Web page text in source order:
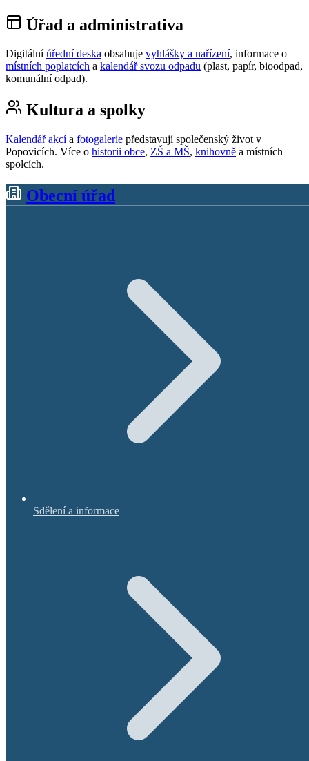
Úřad a administrativa
Digitální úřední deska obsahuje vyhlášky a nařízení, informace o
místních poplatcích a kalendář svozu odpadu (plast, papír, bioodpad,
komunální odpad).
Kultura a spolky
Kalendář akcía fotogalerie představují společenský život v
Popovicích. Více o historii obce, ZŠ a MŠ, knihovně a místních
spolcích.
Obecní úřad
Sdělení a informace